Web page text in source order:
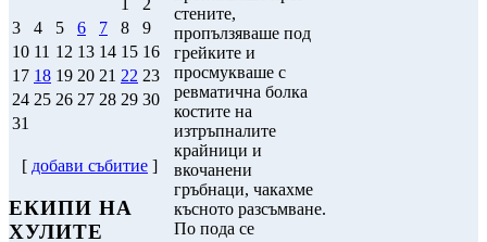
1
2
3
4 5 6 7 8
9
10 11 12 13 14 15 16
17 18 19 20 21 22 23
24 25 26 27 28 29 30
31
[ добави събитие ]
ЕКИПИ НА
ХУЛИТЕ
стените,
пропълзяваше под
грейките и
просмукваше с
ревматична болка
костите на
изтръпналите
крайници и
вкочанени
гръбнаци, чакахме
късното разсъмване.
По пода се